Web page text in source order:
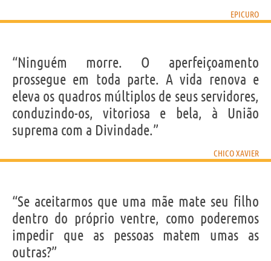
EPICURO
“Ninguém morre. O aperfeiçoamento
prossegue em toda parte. A vida renova e
eleva os quadros múltiplos de seus servidores,
conduzindo-os, vitoriosa e bela, à União
suprema com a Divindade.”
CHICO XAVIER
“Se aceitarmos que uma mãe mate seu filho
dentro do próprio ventre, como poderemos
impedir que as pessoas matem umas as
outras?”